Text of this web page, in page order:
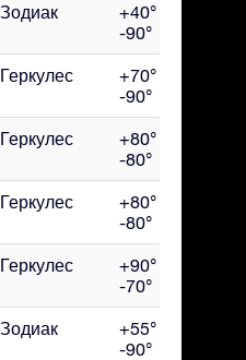
Зодиак
+40° до
-90°
Геркулес
+70° до
-90°
Геркулес
+80° до
-80°
Геркулес
+80° до
-80°
Геркулес
+90° до
-70°
Зодиак
+55° до
-90°